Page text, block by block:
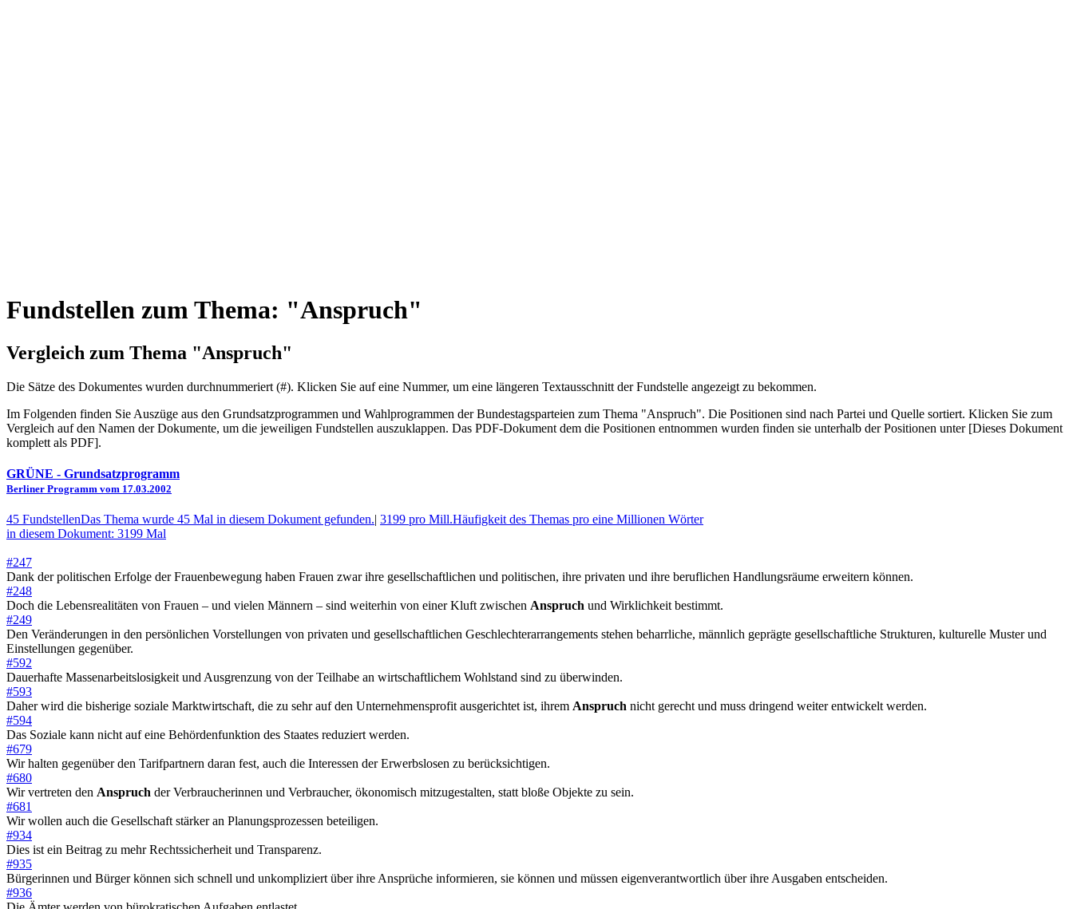
Fundstellen zum Thema: "Anspruch"
Vergleich zum Thema "Anspruch"
Die Sätze des Dokum­entes wurden durch­nummeriert (#). Klicken Sie auf eine Nummer, um eine längeren Textausschnitt der Fundstelle angezeigt zu bekommen.
Im Folgenden finden Sie Auszüge aus den Grundsatz­program­men und Wahl­program­men der Bundes­tags­parteien zum Thema "Anspruch". Die Posi­tionen sind nach Partei und Quelle sortiert. Klicken Sie zum
Vergleich auf den Namen der Dokumente, um die jeweiligen Fundstellen aus­zu­klappen. Das PDF-Dokument dem die Posi­tionen entnommen wurden finden sie unterhalb der Positionen unter [Dieses Dokument
komplett als PDF].
GRÜNE - Grundsatzprogramm
Berliner Programm vom 17.03.2002
45 FundstellenDas Thema wurde 45 Mal in diesem Dokument gefunden.| 3199 pro Mill.Häufigkeit des Themas pro eine Millionen Wörter
in diesem Dokument: 3199 Mal
#247
Dank der politischen Erfolge der Frauenbewegung haben Frauen zwar ihre gesellschaftlichen und politischen, ihre privaten und ihre beruflichen Handlungsräume erweitern können.
#248
Doch die Lebensrealitäten von Frauen – und vielen Männern – sind weiterhin von einer Kluft zwischen Anspruch und Wirklichkeit bestimmt.
#249
Den Veränderungen in den persönlichen Vorstellungen von privaten und gesellschaftlichen Geschlechterarrangements stehen beharrliche, männlich geprägte gesellschaftliche Strukturen, kulturelle Muster und
Einstellungen gegenüber.
#592
Dauerhafte Massenarbeitslosigkeit und Ausgrenzung von der Teilhabe an wirtschaftlichem Wohlstand sind zu überwinden.
#593
Daher wird die bisherige soziale Marktwirtschaft, die zu sehr auf den Unternehmensprofit ausgerichtet ist, ihrem Anspruch nicht gerecht und muss dringend weiter entwickelt werden.
#594
Das Soziale kann nicht auf eine Behördenfunktion des Staates reduziert werden.
#679
Wir halten gegenüber den Tarifpartnern daran fest, auch die Interessen der Erwerbslosen zu berücksichtigen.
#680
Wir vertreten den Anspruch der Verbraucherinnen und Verbraucher, ökonomisch mitzugestalten, statt bloße Objekte zu sein.
#681
Wir wollen auch die Gesellschaft stärker an Planungsprozessen beteiligen.
#934
Dies ist ein Beitrag zu mehr Rechtssicherheit und Transparenz.
#935
Bürgerinnen und Bürger können sich schnell und unkompliziert über ihre Ansprüche informieren, sie können und müssen eigenverantwortlich über ihre Ausgaben entscheiden.
#936